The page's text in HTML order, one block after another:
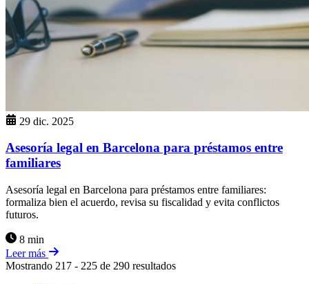
29 dic. 2025
Asesoría legal en Barcelona para préstamos entre
familiares
Asesoría legal en Barcelona para préstamos entre familiares:
formaliza bien el acuerdo, revisa su fiscalidad y evita conflictos
futuros.
8 min
Leer más
Mostrando 217 - 225 de 290 resultados